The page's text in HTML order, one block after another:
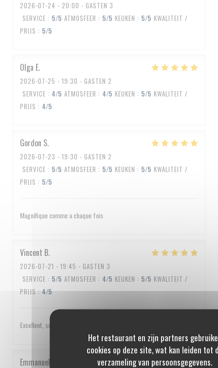
Het restaurant en zijn partners
cookies op deze site, wat kan leiden tot
verzameling van persoonsgegevens.
2026-07-24 - 20:00 - GASTEN 3
SERVICE : 5/5 ATMOSFEER : 5/5 KEUKEN : 5/5 KWALITEIT /
PRIJS : 5/5
Olga E
2026-07-25 - 19:30 - GASTEN 2
SERVICE : 4/5 ATMOSFEER : 4/5 KEUKEN : 5/5 KWALITEIT /
PRIJS : 4/5
Gordon S
2026-07-23 - 19:30 - GASTEN 2
SERVICE : 5/5 ATMOSFEER : 5/5 KEUKEN : 5/5 KWALITEIT /
PRIJS : 5/5
Magnifique comme a chaque fois
Vincent B
2026-07-21 - 19:45 - GASTEN 3
SERVICE : 5/5 ATMOSFEER : 4/5 KEUKEN : 5/5 KWALITEIT /
PRIJS : 4/5
Excellent, service impeccable, un peu cher quand même
Emmanuel